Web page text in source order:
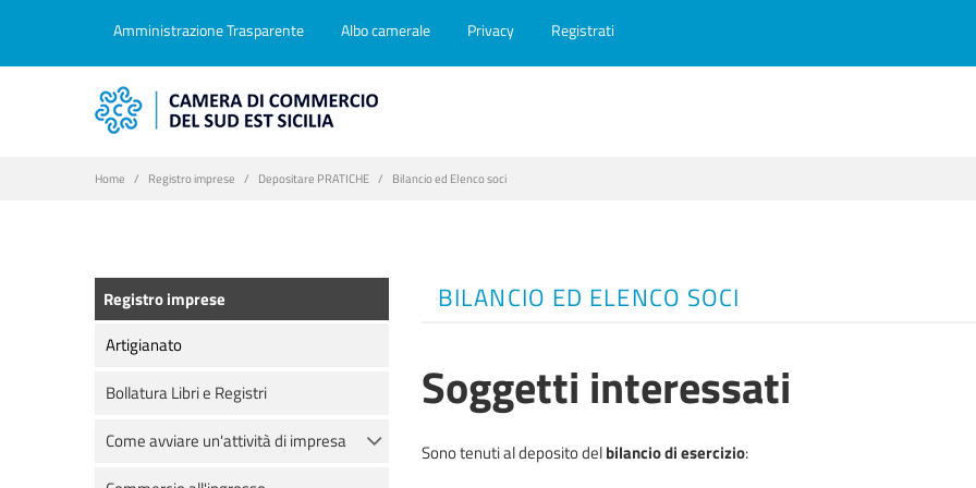
Home Registro imprese Depositare PRATICHE Bilancio ed Elenco soci
Amministrazione Trasparente Albo camerale Privacy Registrati
Registro imprese
Artigianato
Bollatura Libri e Registri
Come avviare un'attività di impresa
BILANCIO ED ELENCO SOCI
Soggetti interessati
Sono tenuti al deposito delbilancio di esercizio: